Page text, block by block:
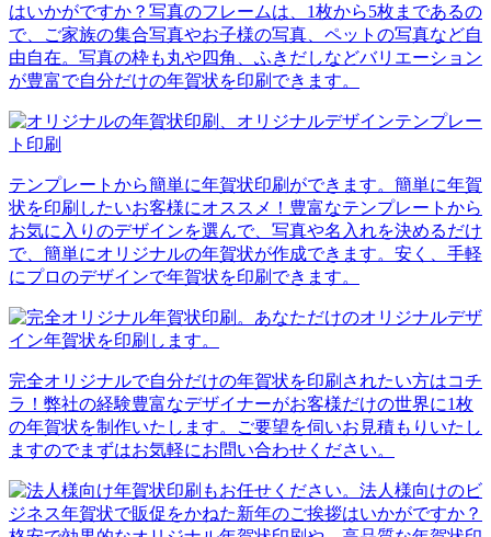
はいかがですか？写真のフレームは、1枚から5枚まであるの
で、ご家族の集合写真やお子様の写真、ペットの写真など自
由自在。写真の枠も丸や四角、ふきだしなどバリエーション
が豊富で自分だけの年賀状を印刷できます。
テンプレートから簡単に年賀状印刷ができます。簡単に年賀
状を印刷したいお客様にオススメ！豊富なテンプレートから
お気に入りのデザインを選んで、写真や名入れを決めるだけ
で、簡単にオリジナルの年賀状が作成できます。安く、手軽
にプロのデザインで年賀状を印刷できます。
完全オリジナルで自分だけの年賀状を印刷されたい方はコチ
ラ！弊社の経験豊富なデザイナーがお客様だけの世界に1枚
の年賀状を制作いたします。ご要望を伺いお見積もりいたし
ますのでまずはお気軽にお問い合わせください。